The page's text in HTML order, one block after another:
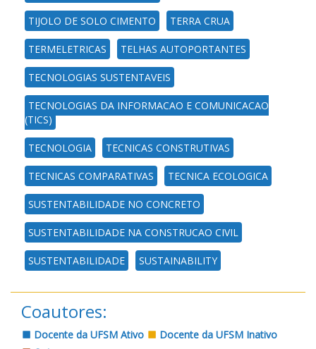
TIJOLO DE SOLO CIMENTO TERRA CRUA
TERMELETRICAS TELHAS AUTOPORTANTES
TECNOLOGIAS SUSTENTAVEIS
TECNOLOGIAS DA INFORMACAO E COMUNICACAO
(TICS)
TECNOLOGIA TECNICAS CONSTRUTIVAS
TECNICAS COMPARATIVAS TECNICA ECOLOGICA
SUSTENTABILIDADE NO CONCRETO
SUSTENTABILIDADE NA CONSTRUCAO CIVIL
SUSTENTABILIDADE SUSTAINABILITY
Coautores:
Docente da UFSM Ativo
Docente da UFSM Inativo